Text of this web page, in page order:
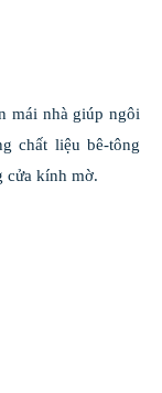
mái nhà giúp ngôi
chất liệu bê-tông
cửa kính mờ.